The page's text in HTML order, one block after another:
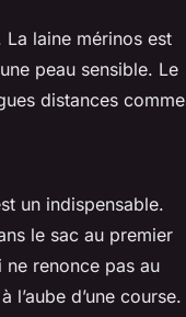
laine mérinos est
peau sensible. Le
distances comme
un indispensable.
le sac au premier
renonce pas au
l’aube d’une course.